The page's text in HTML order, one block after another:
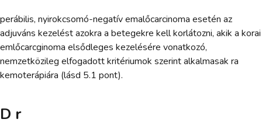
perábilis, nyirokcsomó-negatív emalőcarcinoma esetén az
adjuváns kezelést azokra a betegekre kell korlátozni, akik a korai
emlőcarcginoma elsődleges kezelésére vonatkozó,
nemzetközileg elfogadott kritériumok szerint alkalmasak ra
kemoterápiára (lásd 5.1 pont).
D r